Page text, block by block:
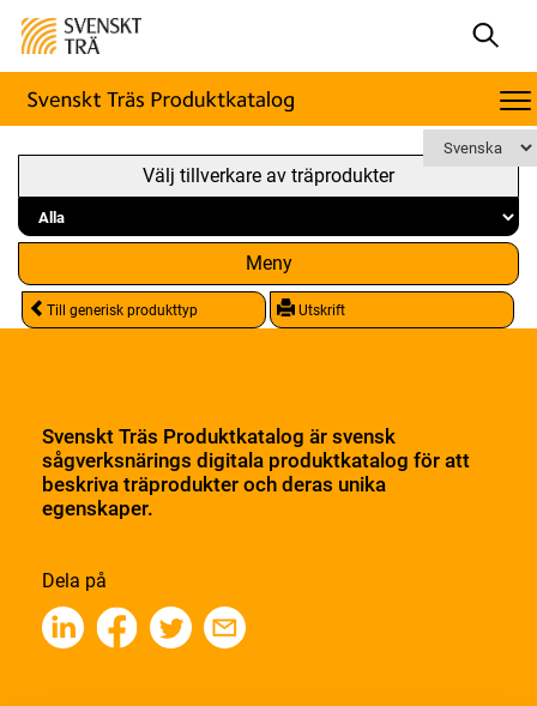
Välj tillverkare av träprodukter
Meny
Till generisk produkttyp Utskrift
Svenskt Träs Produktkatalog är svensk
sågverksnärings digitala produktkatalog för att
beskriva träprodukter och deras unika
egenskaper.
Dela på